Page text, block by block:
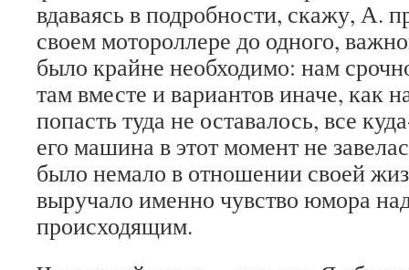
вдаваясь в подробности, скажу, А.
своем мотороллере до одного,
было крайне необходимо: нам
там вместе и вариантов иначе, как
попасть туда не оставалось, все
его машина в этот момент не
было немало в отношении своей
выручало именно чувство юмора
происходящим.